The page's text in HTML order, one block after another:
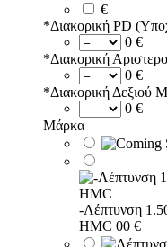
€
*Διακορική PD
0 €
*Διακορική
0 €
*Διακορική Δεξιού
0 €
Μάρκα
-Λέπτυνση
HMC 00 €